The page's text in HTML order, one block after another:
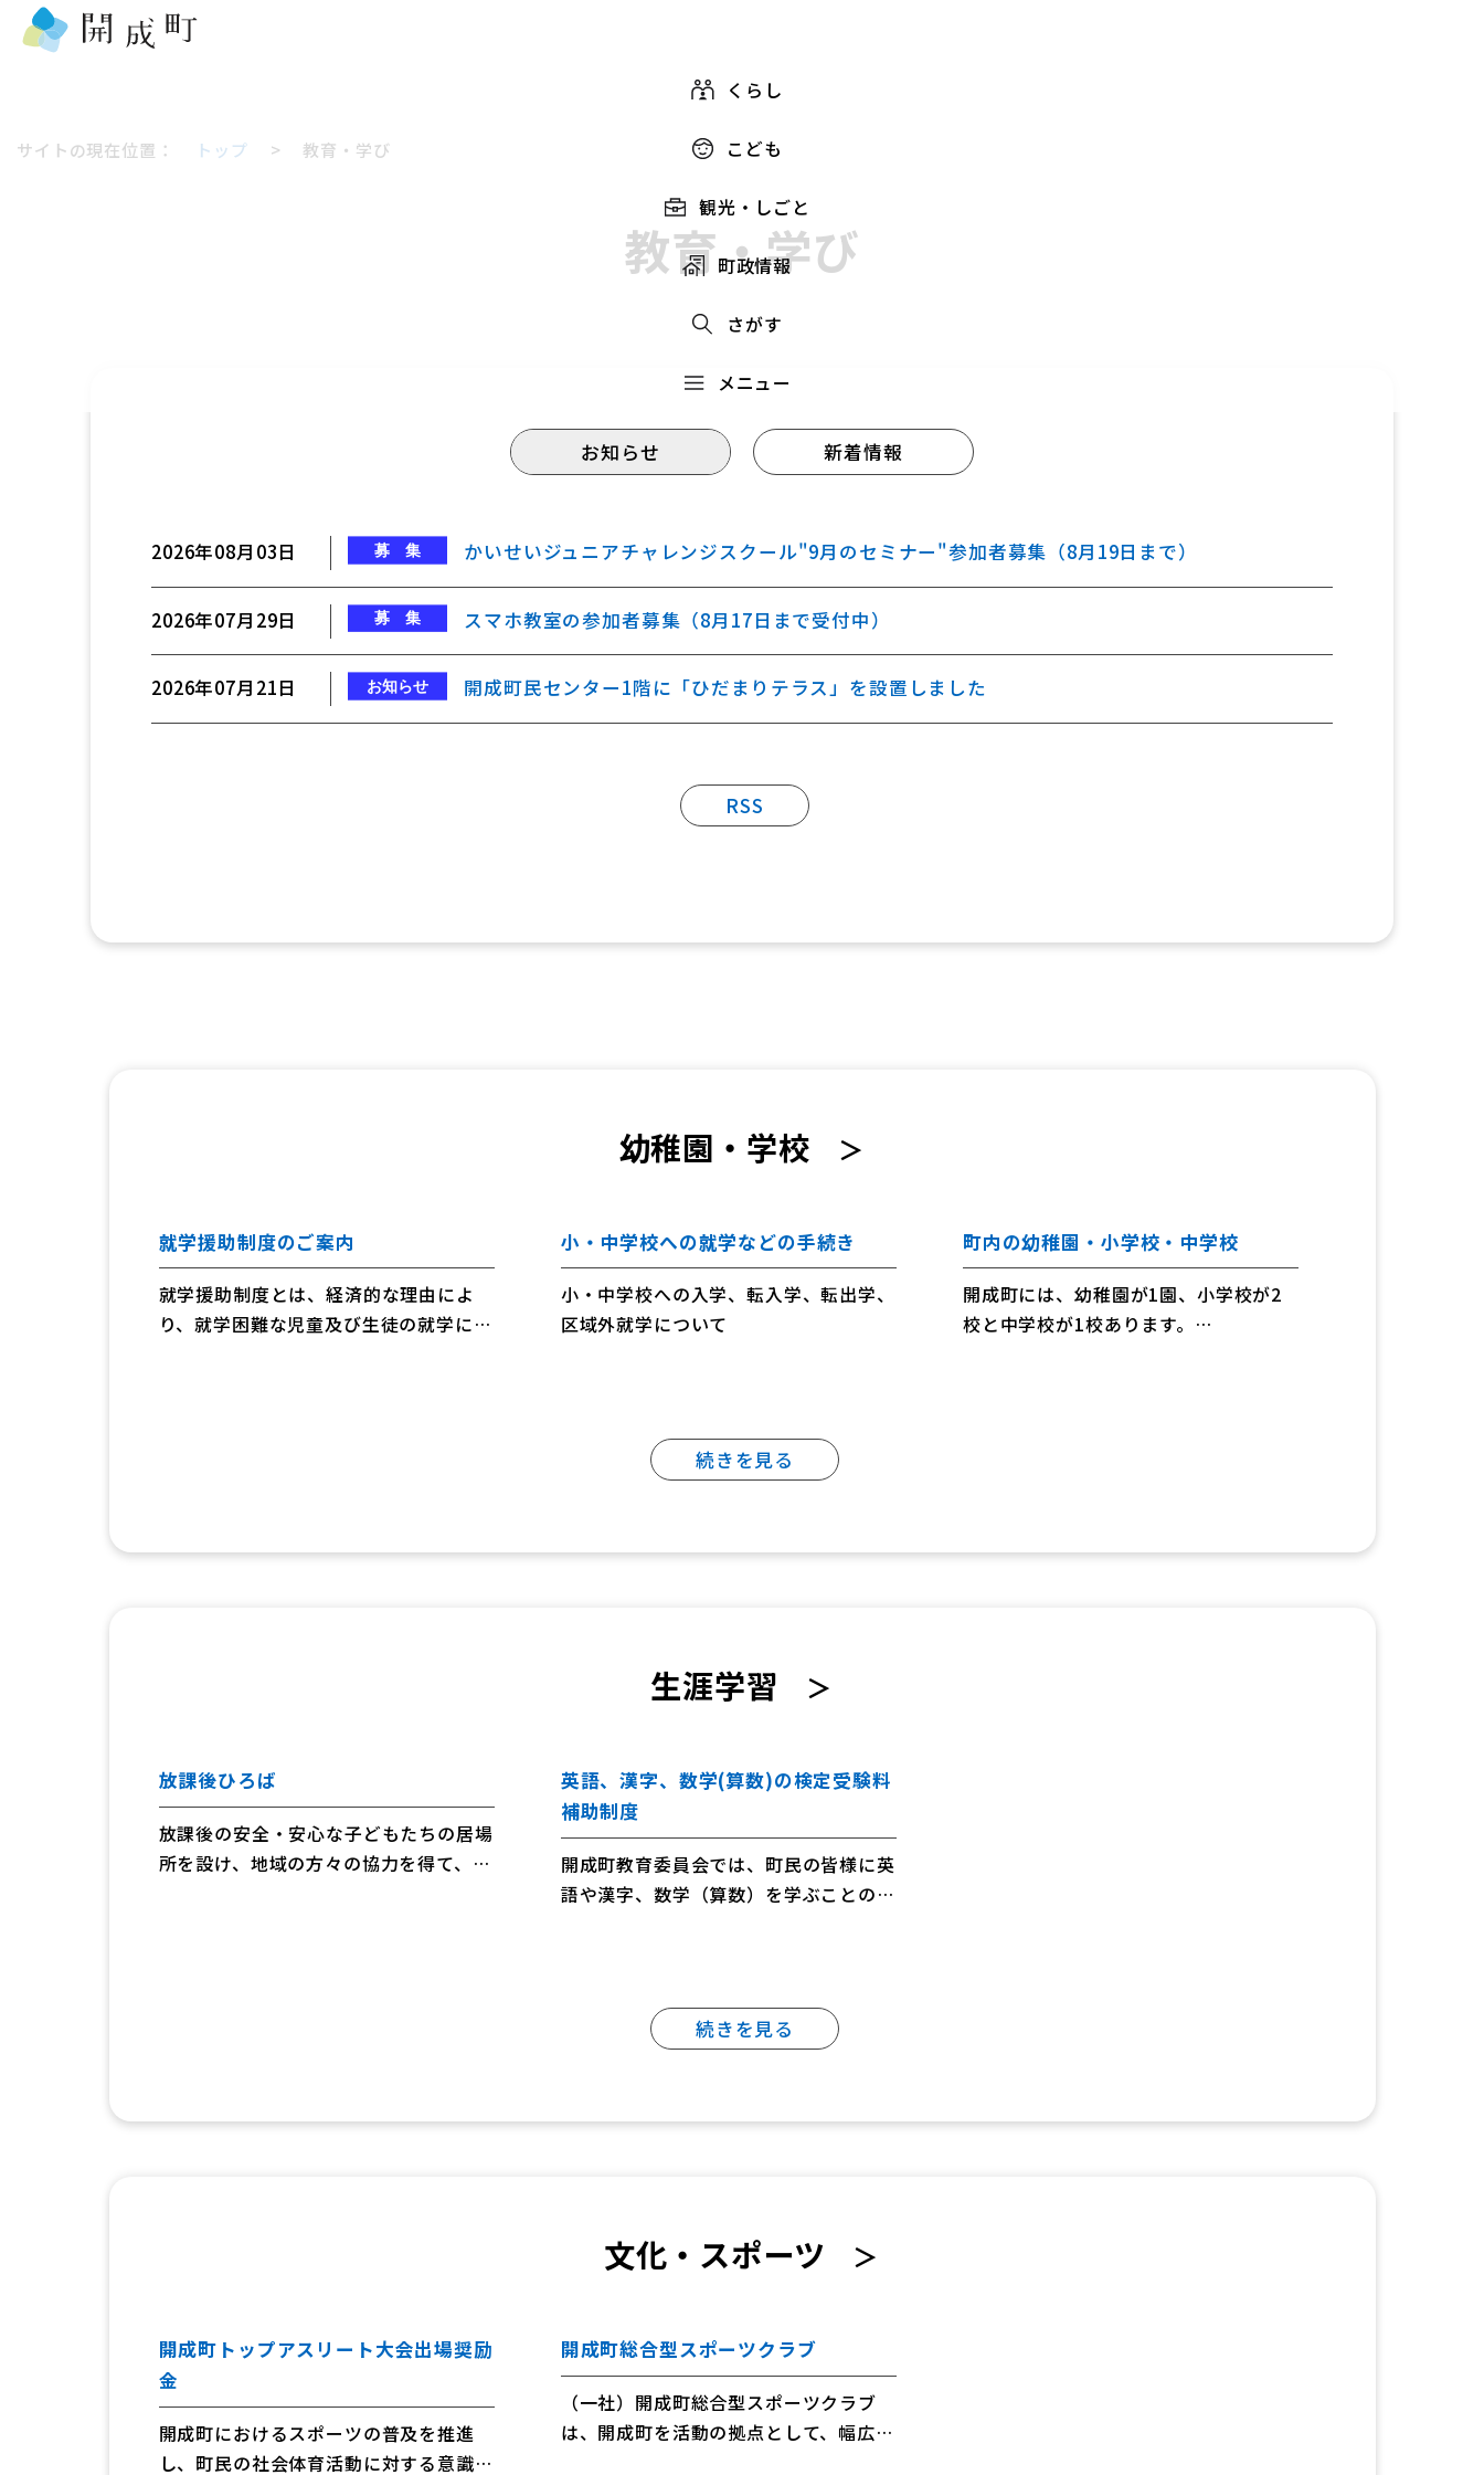
くらし
こども
観光・しごと
町政情報
さがす
メニュー
サイトの現在位置： トップ > 教育・学び
教育・学び
お知らせ 新着情報
2026年08月03日 かいせいジュニアチャレンジスクール"9月のセミナー"参加者募集（8月19日まで）
2026年07月29日 スマホ教室の参加者募集（8月17日まで受付中）
2026年07月21日 開成町民センター1階に「ひだまりテラス」を設置しました
RSS
幼稚園・学校 ＞
就学援助制度のご案内
就学援助制度とは、経済的な理由によ
り、就学困難な児童及び生徒の就学に必
小・中学校への就学などの手続き
小・中学校への入学、転入学、転出学、
区域外就学について
町内の幼稚園・小学校・中学校
開成町には、幼稚園が1園、小学校が2
校と中学校が1校あります。
続きを見る
生涯学習 ＞
放課後ひろば
放課後の安全・安心な子どもたちの居場
所を設け、地域の方々の協力を得て、子
英語、漢字、数学(算数)の検定受験料
補助制度
開成町教育委員会では、町民の皆様に英
語や漢字、数学（算数）を学ぶことの楽
続きを見る
文化・スポーツ ＞
開成町トップアスリート大会出場奨励
金
開成町におけるスポーツの普及を推進
し、町民の社会体育活動に対する意識高
開成町総合型スポーツクラブ
（一社）開成町総合型スポーツクラブ
は、開成町を活動の拠点として、幅広い